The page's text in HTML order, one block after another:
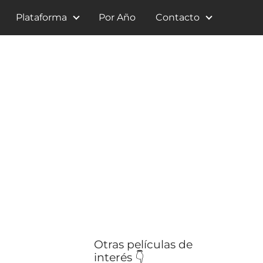
Plataforma Por Año Contacto
Otras películas de
interés 👇